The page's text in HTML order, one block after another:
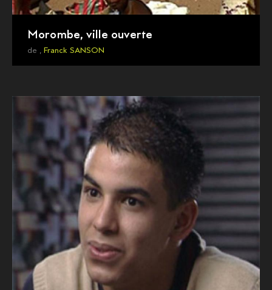
Morombe, ville ouverte
de , Franck SANSON